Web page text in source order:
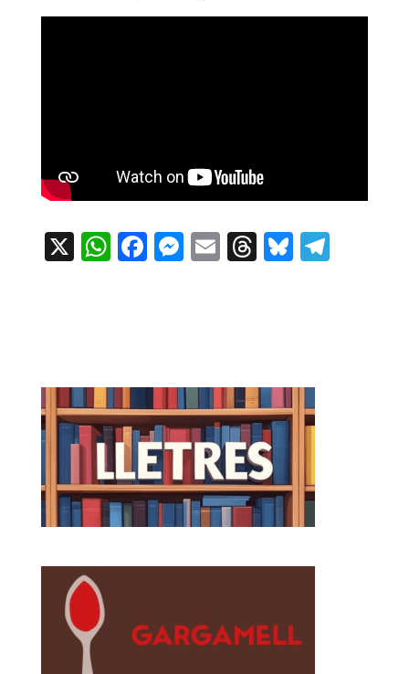
X WhatsApp
Facebook
Messenger
EmailThreads
Bluesky